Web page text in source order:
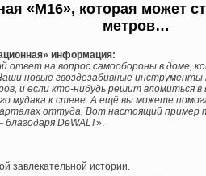
«М16», которая может
метров…
информация:
ответ на вопрос самообороны в доме,
новые гвоздезабивные
и если кто-нибудь решит вломиться
мудака к стене. А ещё вы можете
оттуда. Вот настоящий пример
DeWALT».
завлекательной истории.